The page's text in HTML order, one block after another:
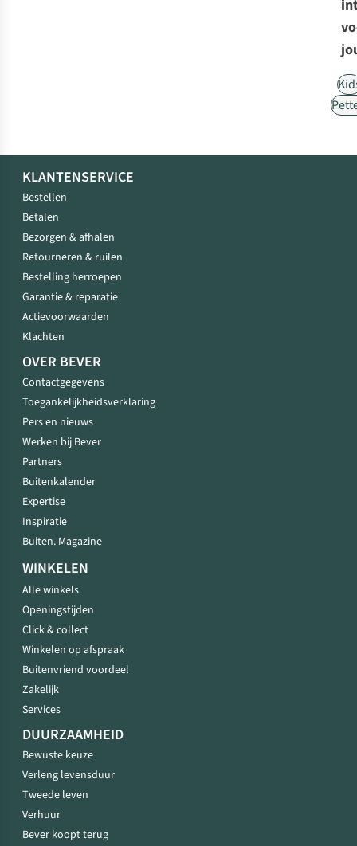
KLANTENSERVICE
Bestellen
Betalen
Bezorgen & afhalen
Retourneren & ruilen
Bestelling herroepen
Garantie & reparatie
Actievoorwaarden
Klachten
OVER BEVER
Contactgegevens
Toegankelijkheidsverklaring
Pers en nieuws
Werken bij Bever
Partners
Buitenkalender
Expertise
Inspiratie
Buiten. Magazine
WINKELEN
Alle winkels
Openingstijden
Click & collect
Winkelen op afspraak
Buitenvriend voordeel
Zakelijk
Services
DUURZAAMHEID
Bewuste keuze
Verleng levensduur
Tweede leven
Verhuur
Bever koopt terug